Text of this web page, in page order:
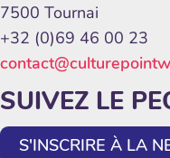
7500 Tournai
+32 (0)69 46 00 23
SUIVEZ LE
S'INSCRIRE À LA